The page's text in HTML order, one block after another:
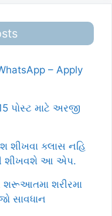
– Apply
પોસ્ટ માટે અરજી
શીખવા ક્લાસ નહિ
શીખવશે આ એપ.
શરૂઆતમા શરીરમા
સાવધાન